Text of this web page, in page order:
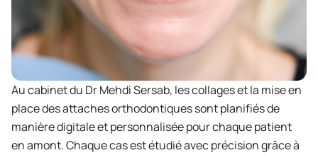
Au cabinet du Dr Mehdi Sersab, les collages et la mise en
place des attaches orthodontiques sont planifiés de
manière digitale et personnalisée pour chaque patient
en amont. Chaque cas est étudié avec précision grâce à